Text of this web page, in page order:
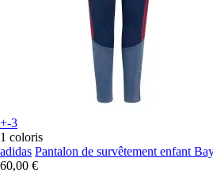
+-3
1 coloris
adidas Pantalon de survêtement enfant
60,00 €